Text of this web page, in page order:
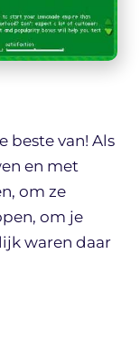
beste van! Als
en met
om ze
om je
waren daar